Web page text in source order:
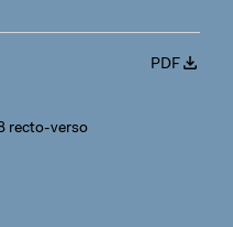
PDF
recto-verso